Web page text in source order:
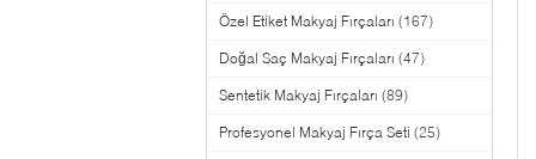
Özel Etiket Makyaj Fırçaları (167)
Doğal Saç Makyaj Fırçaları (47)
Sentetik Makyaj Fırçaları (89)
Profesyonel Makyaj Fırça Seti (25)